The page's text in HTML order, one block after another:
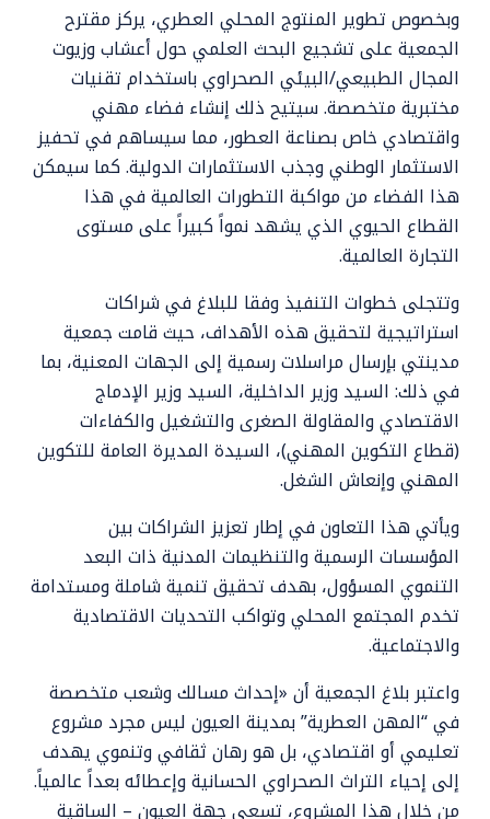
وبخصوص تطوير المنتوج المحلي العطري، يركز مقترح
الجمعية على تشجيع البحث العلمي حول أعشاب وزيوت
المجال الطبيعي/البيئي الصحراوي باستخدام تقنيات
مختبرية متخصصة. سيتيح ذلك إنشاء فضاء مهني
واقتصادي خاص بصناعة العطور، مما سيساهم في تحفيز
الاستثمار الوطني وجذب الاستثمارات الدولية. كما سيمكن
هذا الفضاء من مواكبة التطورات العالمية في هذا
القطاع الحيوي الذي يشهد نمواً كبيراً على مستوى
التجارة العالمية.
وتتجلى خطوات التنفيذ وفقا للبلاغ في شراكات
استراتيجية لتحقيق هذه الأهداف، حيث قامت جمعية
مدينتي بإرسال مراسلات رسمية إلى الجهات المعنية، بما
في ذلك: السيد وزير الداخلية، السيد وزير الإدماج
الاقتصادي والمقاولة الصغرى والتشغيل والكفاءات
(قطاع التكوين المهني)، السيدة المديرة العامة للتكوين
المهني وإنعاش الشغل.
ويأتي هذا التعاون في إطار تعزيز الشراكات بين
المؤسسات الرسمية والتنظيمات المدنية ذات البعد
التنموي المسؤول، بهدف تحقيق تنمية شاملة ومستدامة
تخدم المجتمع المحلي وتواكب التحديات الاقتصادية
والاجتماعية.
واعتبر بلاغ الجمعية أن «إحداث مسالك وشعب متخصصة
في “المهن العطرية” بمدينة العيون ليس مجرد مشروع
تعليمي أو اقتصادي، بل هو رهان ثقافي وتنموي يهدف
إلى إحياء التراث الصحراوي الحسانية وإعطائه بعداً عالمياً.
من خلال هذا المشروع، تسعى جهة العيون – الساقية